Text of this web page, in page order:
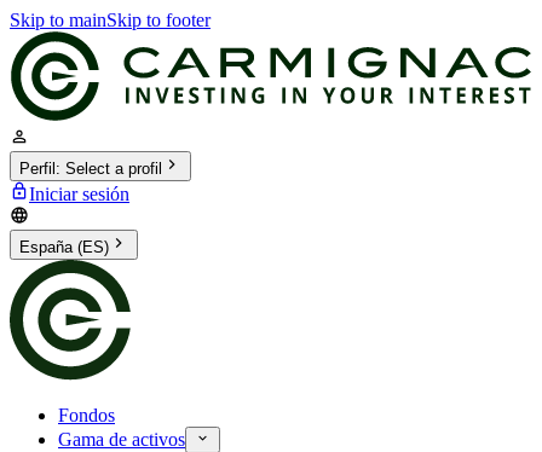
Skip to mainSkip to footer
Perfil : Select a profil
Iniciar sesión
España (ES)
Fondos
Gama de activos